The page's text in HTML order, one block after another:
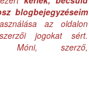
blogbejegyzéseim
az oldalon
jogokat sért.
Móni, szerző,